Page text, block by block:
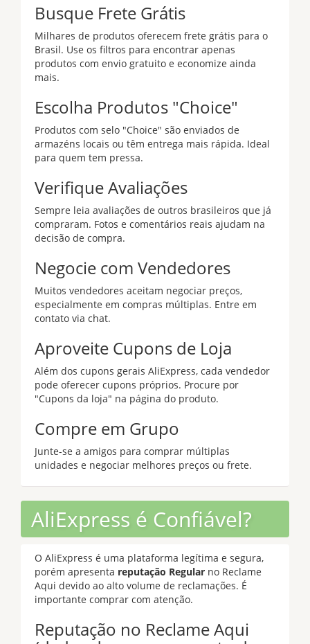
Busque Frete Grátis
Milhares de produtos oferecem frete grátis para o
Brasil. Use os filtros para encontrar apenas
produtos com envio gratuito e economize ainda
mais.
Escolha Produtos "Choice"
Produtos com selo "Choice" são enviados de
armazéns locais ou têm entrega mais rápida. Ideal
para quem tem pressa.
Verifique Avaliações
Sempre leia avaliações de outros brasileiros que já
compraram. Fotos e comentários reais ajudam na
decisão de compra.
Negocie com Vendedores
Muitos vendedores aceitam negociar preços,
especialmente em compras múltiplas. Entre em
contato via chat.
Aproveite Cupons de Loja
Além dos cupons gerais AliExpress, cada vendedor
pode oferecer cupons próprios. Procure por
"Cupons da loja" na página do produto.
Compre em Grupo
Junte-se a amigos para comprar múltiplas
unidades e negociar melhores preços ou frete.
AliExpress é Confiável?
O AliExpress é uma plataforma legítima e segura,
porém apresenta reputação Regular no Reclame
Aqui devido ao alto volume de reclamações. É
importante comprar com atenção.
Reputação no Reclame Aqui